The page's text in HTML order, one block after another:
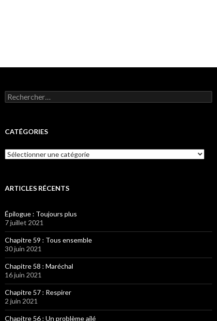
Rechercher :
CATÉGORIES
Catégories
ARTICLES RÉCENTS
Épilogue : Toujours plus
7 juillet 2021
Chapitre 59 : Tous ensemble
30 juin 2021
Chapitre 58 : Maréchal
16 juin 2021
Chapitre 57 : Respirer
2 juin 2021
Chapitre 56 : Un problème ailé